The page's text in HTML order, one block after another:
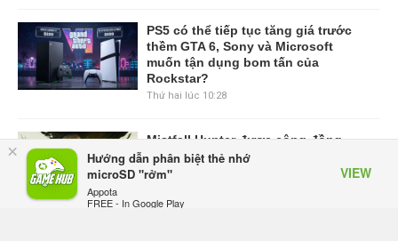
×
Hướng dẫn phân biệt thẻ nhớ
microSD "rởm"
Appota
FREE - In Google Play
VIEW
PS5 có thể tiếp tục tăng giá trước
thềm GTA 6, Sony và Microsoft
muốn tận dụng bom tấn của
Rockstar?
Thứ hai lúc 10:28
Mistfall Hunter được cộng đồng
quốc tế khen ngợi nhờ lối chơi thú
vị và tạo hình nhân vật nữ hợp mắt